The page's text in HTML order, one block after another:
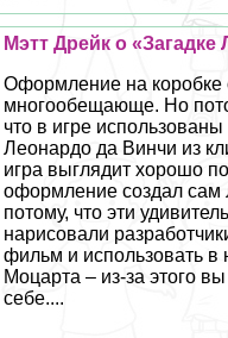
Мэтт Дрейк о «Загадке
Оформление на коробке
многообещающе. Но
что в игре
Леонардо да Винчи из
игра выглядит хорошо
оформление создал сам
потому, что эти
нарисовали
фильм и использовать в
Моцарта – из-за этого
себе....